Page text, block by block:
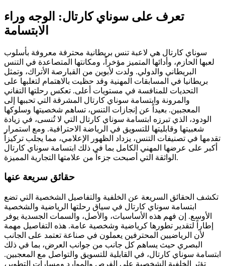
تعرف على سوناي كارتال: الوجه وراء
الابتسامة
سوناي كارتال هي لاعبة تنس بريطانية محترفة معروفة بأسلوب
لعبها الحازم، وأدائها المتميز مؤخراً، ومكانتها المتصاعدة في التنس
البريطاني والدولي. ولدت لأبوين من القبارصة الأتراك، وتمثل
بريطانيا في المسابقات المهنية وقد حظيت بالاهتمام لتغلبها على
التحديات للمنافسة في مستويات أعلى. تعكس رحلتها التفاني
والمرونة وابتسامة سوناي كارتال المشرقة التي تحببها إلى
المعجبين. بعيداً عن إنجازات التنس، تساهم شخصيتها وسلوكها
الودود، الذي تبرزه ابتسامة سوناي كارتال التي لا تُنسى، في زيادة
شعبيتها وقابليتها للتسويق في الرياضة الاحترافية. ومع استمرار
تقدمها في تصنيفات التنس، يزداد الظهور الإعلامي، مما يجلب تركيزاً
أكبر على عرضها المهني الكامل بما في ذلك ابتسامة سوناي كارتال
الواثقة التي أصبحت جزءاً من علامتها التجارية المميزة.
حقائق سريعة عنها
تكشف الحقائق السريعة عن الخلفية والتفاصيل الشخصية التي تضع
ابتسامة سوناي كارتال في سياق رحلتها الرياضية والشخصية
الأوسع. إن فهم هذه الأساسيات، والأصل، والسمات الجسدية يوفر
إطاراً لتقدير تطورها كرياضية وشخصية عامة. هذه التفاصيل مهمة
لأن الرياضيين المحترفين يعملون في صناعة تعتمد على الجانب
البصري حيث يساهم كل جانب من جوانب العرض، بما في ذلك
ابتسامة سوناي كارتال، في القابلية للتسويق والتواصل مع المعجبين.
تؤثر الخلفية الشخصية على الفرص والموارد ومسارات التطوير،